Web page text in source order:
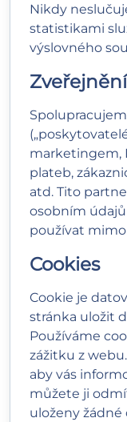
Nikdy
statistikami
výslovného
marketingem,
plateb,
atd. Tito
osobním
používat
Cookies
Cookie je
stránka uložit
Používáme
zážitku z
aby vás
můžete ji
uloženy žádné